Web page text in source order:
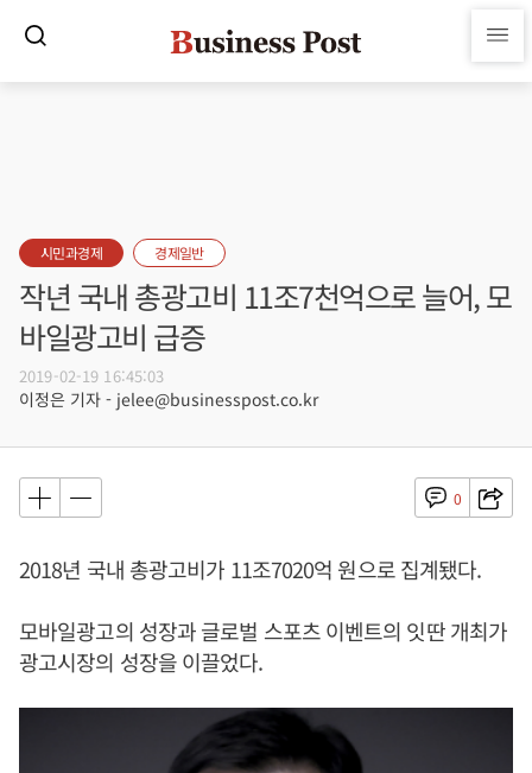
시민과경제 경제일반
작년 국내 총광고비 11조7천억으로 늘어, 모
바일광고비 급증
2019-02-19 16:45:03
이정은 기자 - jelee@businesspost.co.kr
0
2018년 국내 총광고비가 11조7020억 원으로 집계됐다.
모바일광고의 성장과 글로벌 스포츠 이벤트의 잇딴 개최가
광고시장의 성장을 이끌었다.